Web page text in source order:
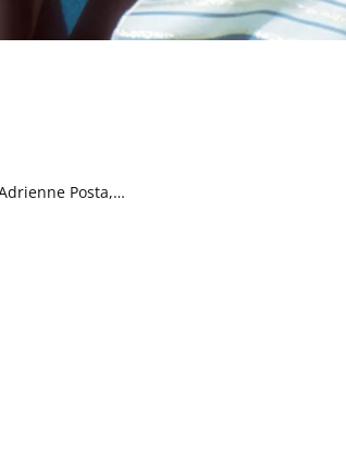
Posta,…